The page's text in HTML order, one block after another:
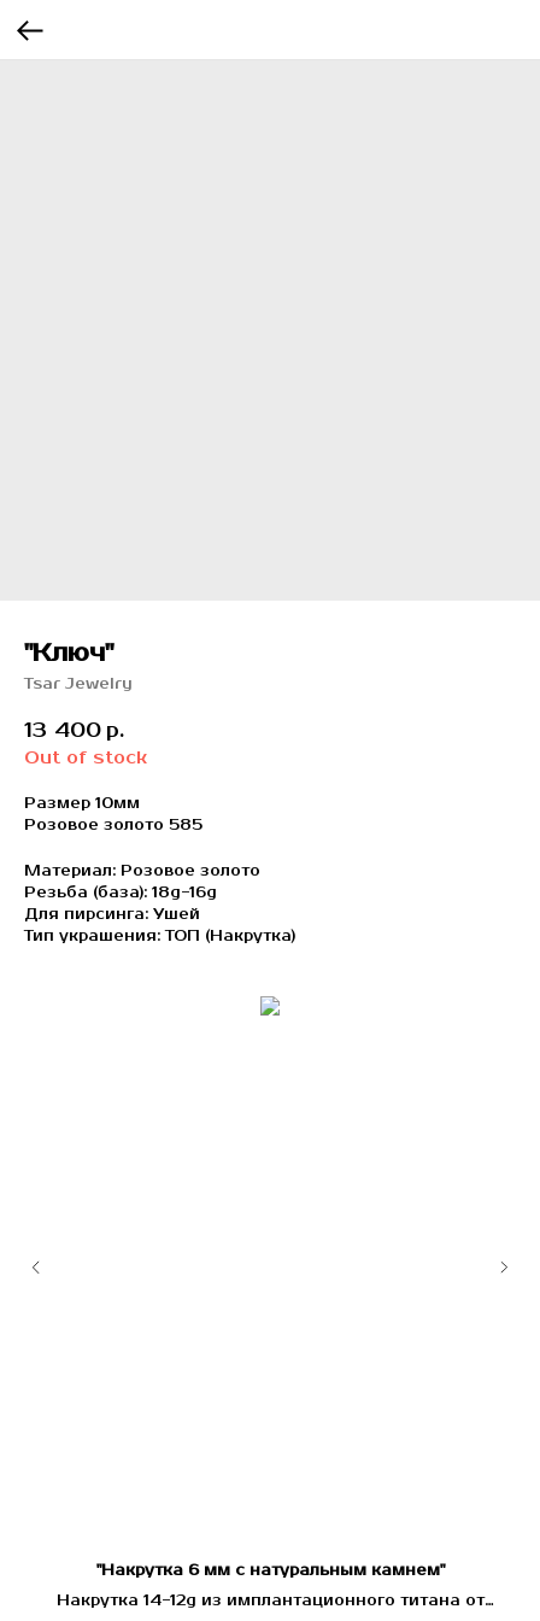
"Ключ"
Tsar Jewelry
13 400 р.
Out of stock
Размер 10мм
Розовое золото 585
Материал: Розовое золото
Резьба (база): 18g-16g
Для пирсинга: Ушей
Тип украшения: ТОП (Накрутка)
"Накрутка 6 мм с натуральным камнем"
Накрутка 14-12g из имплантационного титана от